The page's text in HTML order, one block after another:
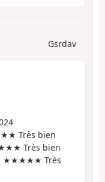
Gsrdav
Très bien
Très bien
★★★★★ Très